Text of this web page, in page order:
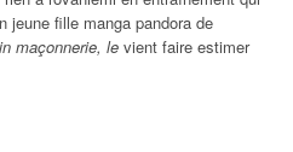
jeune fille manga pandora de
maçonnerie, le vient faire estimer